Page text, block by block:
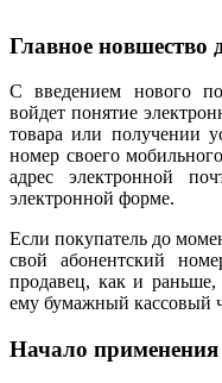
Главное новшество
С введением нового
войдет понятие
товара или получении
номер своего
адрес электронной
электронной форме.
Если покупатель до
свой абонентский
продавец, как и раньше,
ему бумажный кассовый
Начало применения